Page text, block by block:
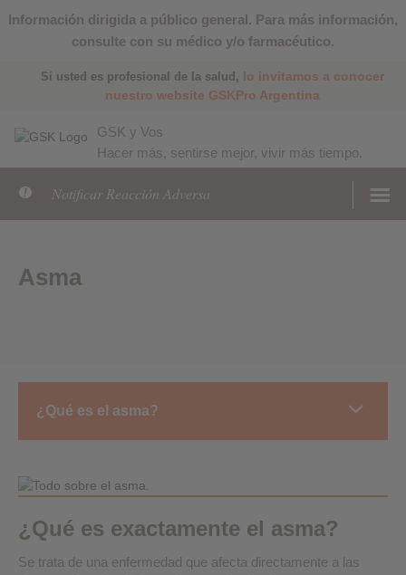
Información dirigida a público general. Para más información,
consulte con su médico y/o farmacéutico.
Si usted es profesional de la salud, lo invitamos a conocer
nuestro website GSKPro Argentina
GSK y Vos
Hacer más, sentirse mejor, vivir más tiempo.
Notificar Reacción Adversa
Asma
¿Qué es el asma?
¿Qué es exactamente el asma?
Se trata de una enfermedad que afecta directamente a las